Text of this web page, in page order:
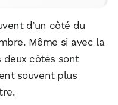
d’un côté du
Même si avec la
deux côtés sont
souvent plus